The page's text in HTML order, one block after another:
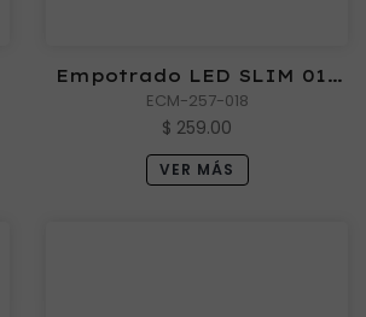
Empotrado LED SLIM 018
3000 18W
ECM-257-018
$ 259.00
VER MÁS